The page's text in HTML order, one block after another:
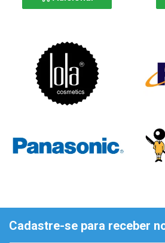
Cadastre-se para receber